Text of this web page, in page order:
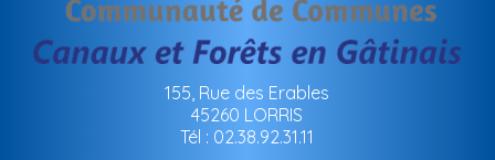
155, Rue des Erables
45260 LORRIS
Tél : 02.38.92.31.11